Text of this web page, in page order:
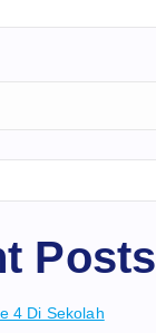
Posts
4 Di Sekolah